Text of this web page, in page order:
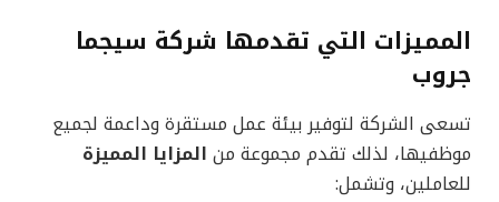
المميزات التي تقدمها شركة سيجما
جروب
تسعى الشركة لتوفير بيئة عمل مستقرة وداعمة لجميع
موظفيها، لذلك تقدم مجموعة من المزايا المميزة
للعاملين، وتشمل: